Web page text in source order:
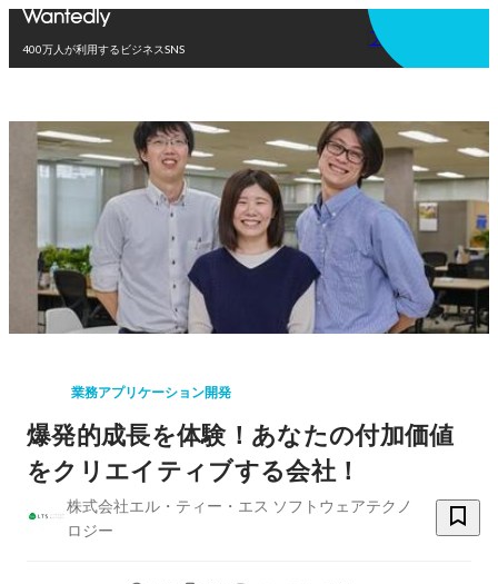
400万人が利用するビジネスSNS
アプリを使う
業務アプリケーション開発
爆発的成長を体験！あなたの付加価値
をクリエイティブする会社！
株式会社エル・ティー・エス ソフトウェアテクノ
ロジー